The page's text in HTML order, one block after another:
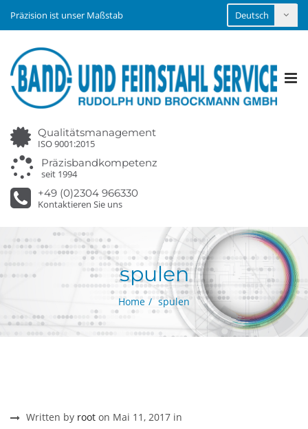
Präzision ist unser Maßstab
Qualitätsmanagement
ISO 9001:2015
Präzisbandkompetenz
seit 1994
+49 (0)2304 966330
Kontaktieren Sie uns
spulen
Home spulen
Written by root on Mai 11, 2017 in